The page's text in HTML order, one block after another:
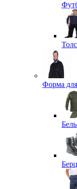
Форма